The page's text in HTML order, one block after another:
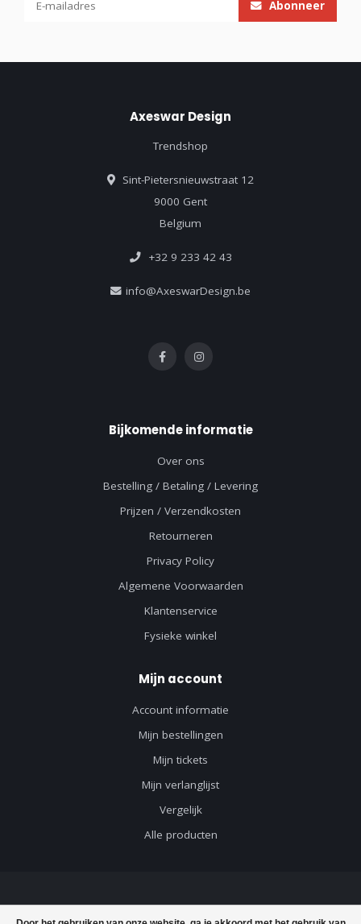
Abonneer
Axeswar Design
Trendshop
Sint-Pietersnieuwstraat 12
9000 Gent
Belgium
+32 9 233 42 43
info@AxeswarDesign.be
Bijkomende informatie
Over ons
Bestelling / Betaling / Levering
Prijzen / Verzendkosten
Retourneren
Privacy Policy
Algemene Voorwaarden
Klantenservice
Fysieke winkel
Mijn account
Account informatie
Mijn bestellingen
Mijn tickets
Mijn verlanglijst
Vergelijk
Alle producten
© Copyright 2026 Axeswar Design - Powered byLightspeed-Lightspeed